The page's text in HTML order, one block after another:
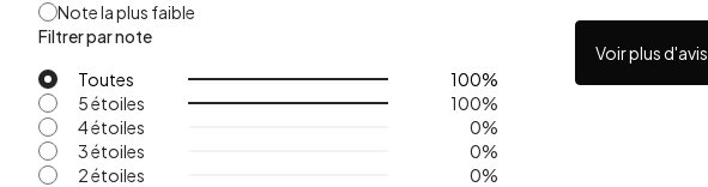
Note la plus faible
Filtrer par note
Toutes
100%
5 étoiles
100%
4 étoiles
0%
3 étoiles
0%
2 étoiles
0%
Voir plus d'avis